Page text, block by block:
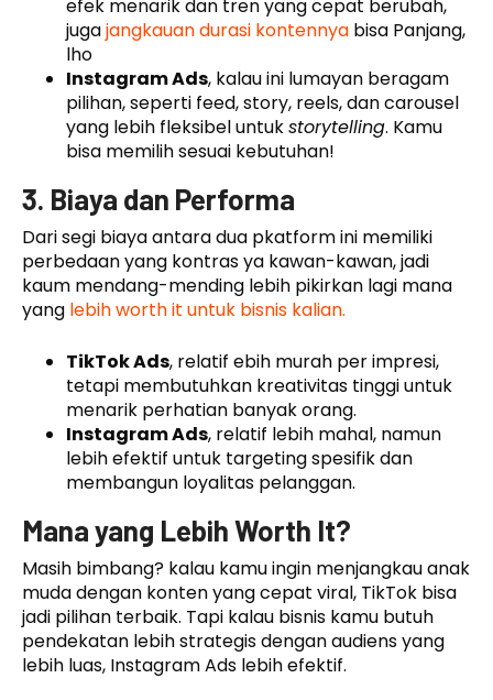
efek menarik dan tren yang cepat berubah,
jugajangkauan durasi kontennya bisa Panjang,
lho
Instagram Ads, kalau ini lumayan beragam
pilihan, seperti feed, story, reels, dan carousel
yang lebih fleksibel untukstorytelling. Kamu
bisa memilih sesuai kebutuhan!
3. Biaya dan Performa
Dari segi biaya antara dua pkatform ini memiliki
perbedaan yang kontras ya kawan-kawan, jadi
kaum mendang-mending lebih pikirkan lagi mana
yang lebih worth it untuk bisnis kalian.
TikTok Ads, relatif ebih murah per impresi,
tetapi membutuhkan kreativitas tinggi untuk
menarik perhatian banyak orang.
Instagram Ads, relatif lebih mahal, namun
lebih efektif untuk targeting spesifik dan
membangun loyalitas pelanggan.
Mana yang Lebih Worth It?
Masih bimbang? kalau kamu ingin menjangkau anak
muda dengan konten yang cepat viral, TikTok bisa
jadi pilihan terbaik. Tapi kalau bisnis kamu butuh
pendekatan lebih strategis dengan audiens yang
lebih luas, Instagram Ads lebih efektif.